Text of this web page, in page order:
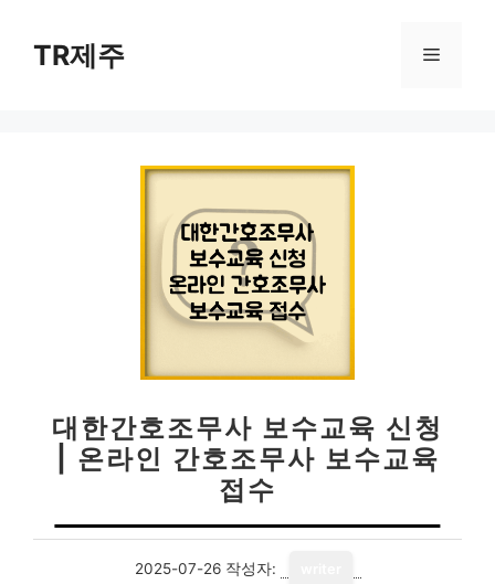
TR제주 메
대한간호조무사 보수교육 신청
| 온라인 간호조무사 보수교육
접수
2025-07-26 작성자: